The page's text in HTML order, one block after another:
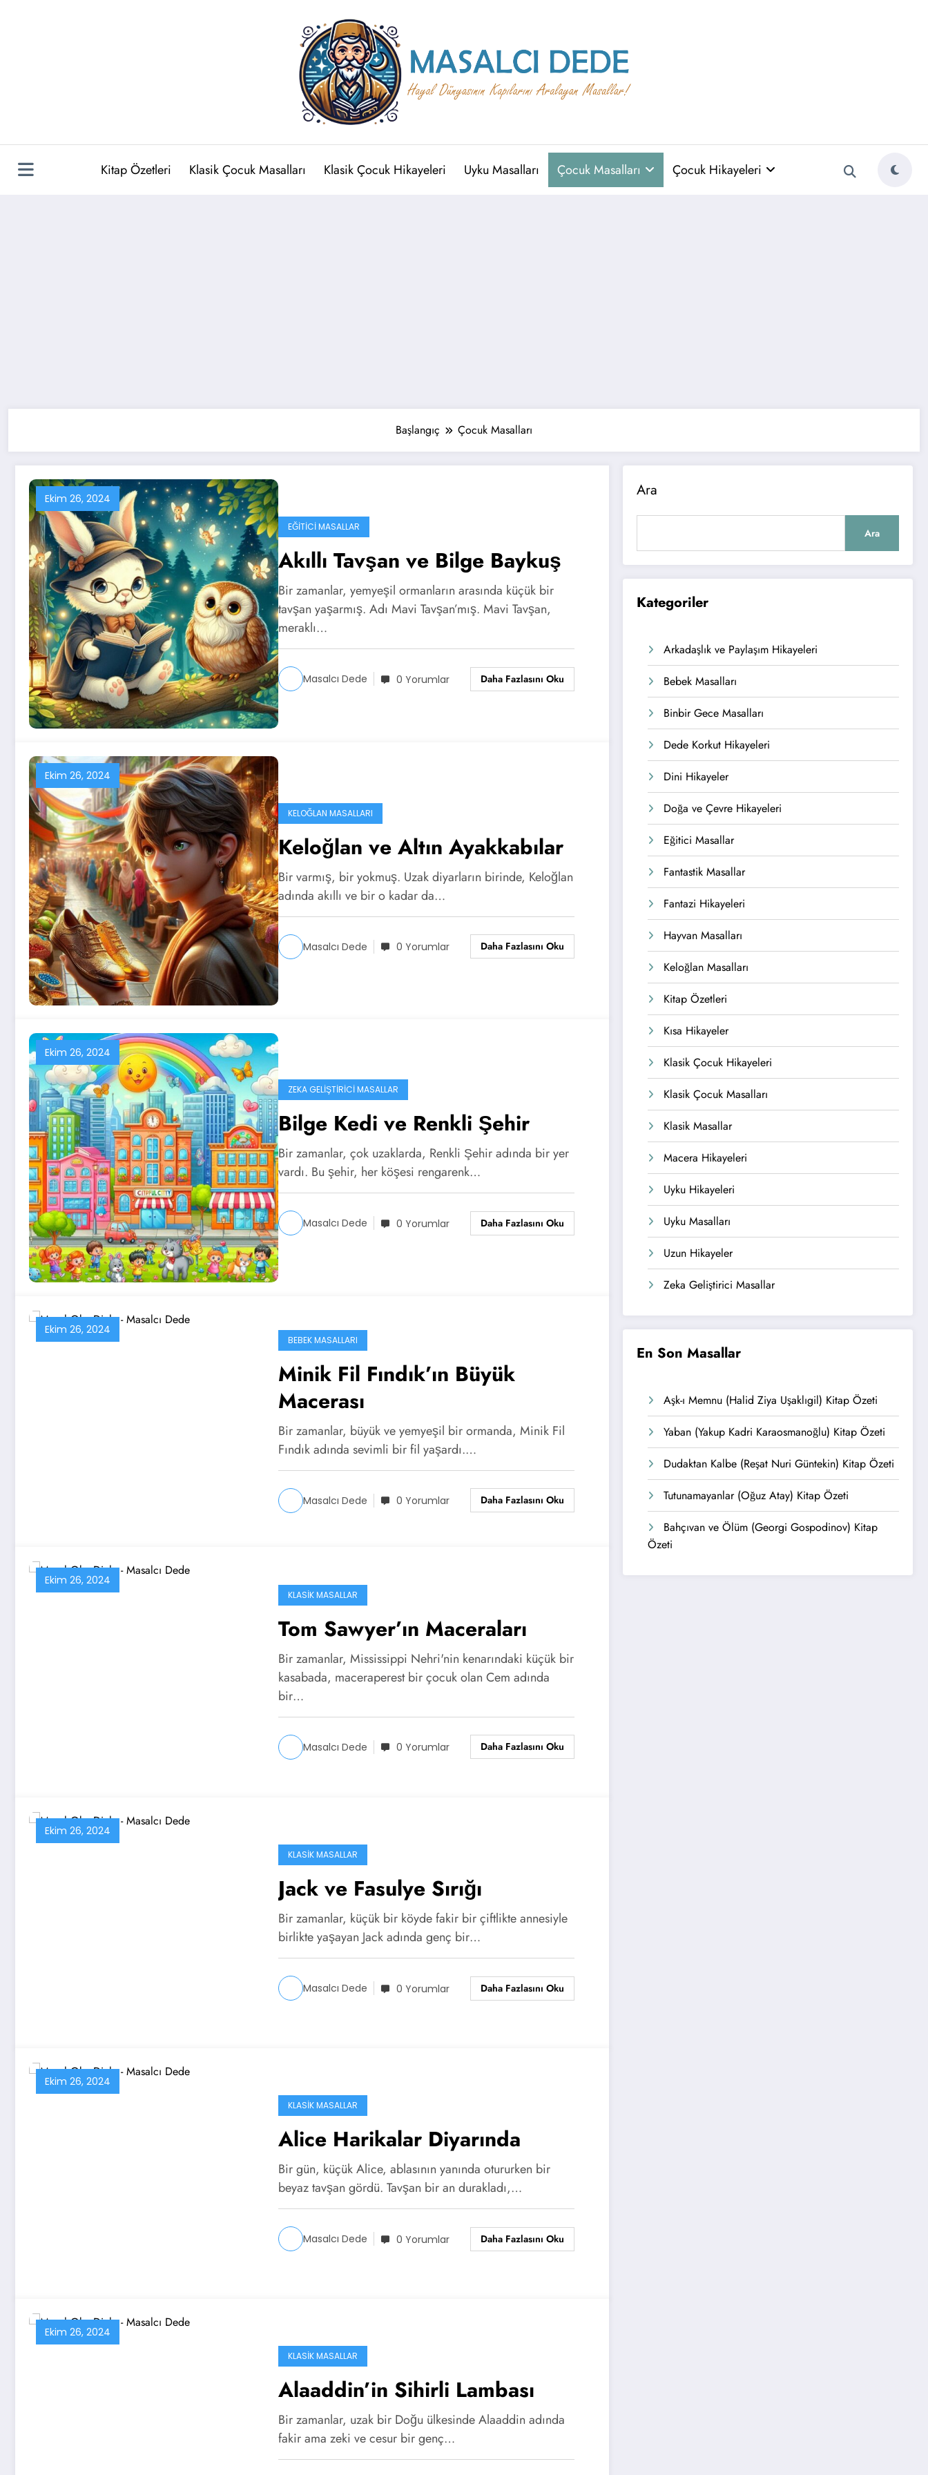
Kitap Özetleri Klasik Çocuk Masalları Klasik Çocuk Hikayeleri Uyku Masalları Çocuk Masalları Çocuk Hikayeleri
Başlangıç Çocuk Masalları
Ekim 26, 2024
EĞITICI MASALLAR
Akıllı Tavşan ve Bilge Baykuş
Bir zamanlar, yemyeşil ormanların arasında küçük bir
tavşan yaşarmış. Adı Mavi Tavşan’mış. Mavi Tavşan,
meraklı…
Masalcı Dede 0 Yorumlar Daha Fazlasını Oku
Ekim 26, 2024
KELOĞLAN MASALLARI
Keloğlan ve Altın Ayakkabılar
Bir varmış, bir yokmuş. Uzak diyarların birinde, Keloğlan
adında akıllı ve bir o kadar da…
Masalcı Dede 0 Yorumlar Daha Fazlasını Oku
Ekim 26, 2024
ZEKA GELIŞTIRICI MASALLAR
Bilge Kedi ve Renkli Şehir
Bir zamanlar, çok uzaklarda, Renkli Şehir adında bir yer
vardı. Bu şehir, her köşesi rengarenk…
Masalcı Dede 0 Yorumlar Daha Fazlasını Oku
Ekim 26, 2024
BEBEK MASALLARI
Minik Fil Fındık’ın Büyük
Macerası
Bir zamanlar, büyük ve yemyeşil bir ormanda, Minik Fil
Fındık adında sevimli bir fil yaşardı.…
Masalcı Dede 0 Yorumlar Daha Fazlasını Oku
Ekim 26, 2024
KLASIK MASALLAR
Tom Sawyer’ın Maceraları
Bir zamanlar, Mississippi Nehri'nin kenarındaki küçük bir
kasabada, maceraperest bir çocuk olan Cem adında
bir…
Masalcı Dede 0 Yorumlar Daha Fazlasını Oku
Ekim 26, 2024
KLASIK MASALLAR
Jack ve Fasulye Sırığı
Bir zamanlar, küçük bir köyde fakir bir çiftlikte annesiyle
birlikte yaşayan Jack adında genç bir…
Masalcı Dede 0 Yorumlar Daha Fazlasını Oku
Ekim 26, 2024
KLASIK MASALLAR
Alice Harikalar Diyarında
Bir gün, küçük Alice, ablasının yanında otururken bir
beyaz tavşan gördü. Tavşan bir an durakladı,…
Masalcı Dede 0 Yorumlar Daha Fazlasını Oku
Ekim 26, 2024
KLASIK MASALLAR
Alaaddin’in Sihirli Lambası
Bir zamanlar, uzak bir Doğu ülkesinde Alaaddin adında
fakir ama zeki ve cesur bir genç…
Ara
Ara
Kategoriler
Arkadaşlık ve Paylaşım Hikayeleri
Bebek Masalları
Binbir Gece Masalları
Dede Korkut Hikayeleri
Dini Hikayeler
Doğa ve Çevre Hikayeleri
Eğitici Masallar
Fantastik Masallar
Fantazi Hikayeleri
Hayvan Masalları
Keloğlan Masalları
Kitap Özetleri
Kısa Hikayeler
Klasik Çocuk Hikayeleri
Klasik Çocuk Masalları
Klasik Masallar
Macera Hikayeleri
Uyku Hikayeleri
Uyku Masalları
Uzun Hikayeler
Zeka Geliştirici Masallar
En Son Masallar
Aşk-ı Memnu (Halid Ziya Uşaklıgil) Kitap Özeti
Yaban (Yakup Kadri Karaosmanoğlu) Kitap Özeti
Dudaktan Kalbe (Reşat Nuri Güntekin) Kitap Özeti
Tutunamayanlar (Oğuz Atay) Kitap Özeti
Bahçıvan ve Ölüm (Georgi Gospodinov) Kitap
Özeti